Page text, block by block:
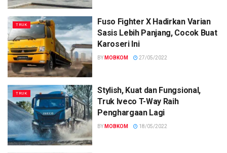
TRUK
Fuso Fighter X Hadirkan Varian
Sasis Lebih Panjang, Cocok Buat
Karoseri Ini
BY MOBKOM 27/05/2022
TRUK
Stylish, Kuat dan Fungsional,
Truk Iveco T-Way Raih
Penghargaan Lagi
BY MOBKOM 18/05/2022